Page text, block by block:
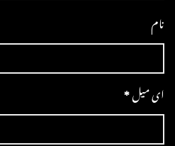
نام
ای میل*